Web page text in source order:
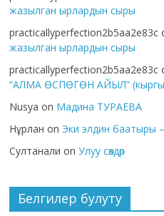
жазылган ырлардын сыры
practicallyperfection2b5aa2e83c
жазылган ырлардын сыры
practicallyperfection2b5aa2e83c
“АЛМА ӨСПӨГӨН АЙЫЛ”
Nusya on Мадина ТУРАЕВА
Нұрлан on Эки элдин баатыры
Султанали onУлуу сөздөр
Белгилер булуту